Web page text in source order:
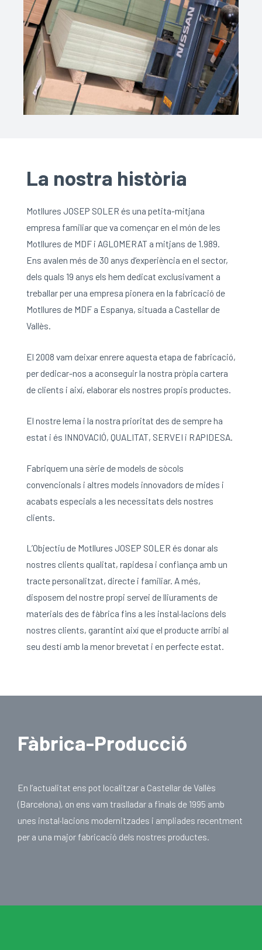
La nostra història
Motllures JOSEP SOLER és una petita-mitjana
empresa familiar que va començar en el món de les
Motllures de MDF i AGLOMERAT a mitjans de 1.989.
Ens avalen més de 30 anys d’experiència en el sector,
dels quals 19 anys els hem dedicat exclusivament a
treballar per una empresa pionera en la fabricació de
Motllures de MDF a Espanya, situada a Castellar de
Vallès.
El 2008 vam deixar enrere aquesta etapa de fabricació,
per dedicar-nos a aconseguir la nostra pròpia cartera
de clients i així, elaborar els nostres propis productes.
El nostre lema i la nostra prioritat des de sempre ha
estat i és INNOVACIÓ, QUALITAT, SERVEI i RAPIDESA.
Fabriquem una sèrie de models de sòcols
convencionals i altres models innovadors de mides i
acabats especials a les necessitats dels nostres
clients.
L’Objectiu de Motllures JOSEP SOLER és donar als
nostres clients qualitat, rapidesa i confiança amb un
tracte personalitzat, directe i familiar. A més,
disposem del nostre propi servei de lliuraments de
materials des de fàbrica fins a les instal·lacions dels
nostres clients, garantint així que el producte arribi al
seu destí amb la menor brevetat i en perfecte estat.
Fàbrica-Producció
En l’actualitat ens pot localitzar a Castellar de Vallès
(Barcelona), on ens vam traslladar a finals de 1995 amb
unes instal·lacions modernitzades i ampliades recentment
per a una major fabricació dels nostres productes.